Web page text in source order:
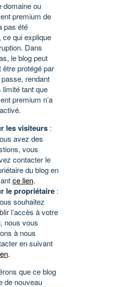
domaine ou
premium de
pas été
ce qui explique
Dans
le blog peut
être protégé par
rendant
tant que
premium n’a
les visiteurs :
avez des
vous
contacter le
du blog en
ce lien.
le propriétaire :
souhaitez
l’accès à votre
nous vous
à nous
en suivant
.
que ce blog
de nouveau